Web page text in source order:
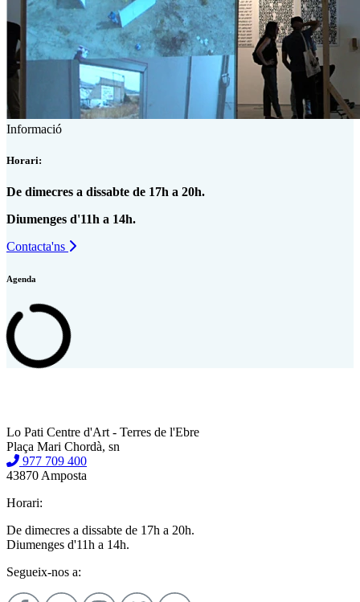
Informació
Horari:
De dimecres a dissabte de 17h a 20h.
Diumenges d'11h a 14h.
Contacta'ns
Agenda
Lo Pati Centre d'Art - Terres de l'Ebre
Plaça Mari Chordà, sn
977 709 400
43870 Amposta
Horari:
De dimecres a dissabte de 17h a 20h.
Diumenges d'11h a 14h.
Segueix-nos a: